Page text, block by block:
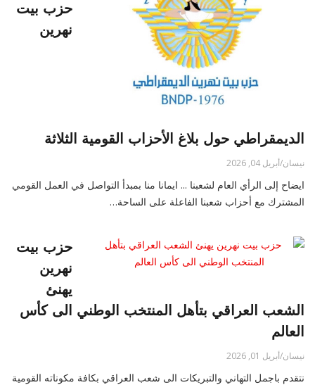
حزب بيت
نهرين
الديمقراطي حول بلاغ الأحزاب القومية الثلاثة
نيسان/أبريل 04, 2026
ايضاح إلى الرأي العام لشعبنا ... ايمانا منا بمبدأ التواصل في العمل القومي
المشترك مع أحزاب شعبنا الفاعلة على الساحة…
حزب بيت
نهرين
يهنئ
الشعب العراقي بتأهل المنتخب الوطني الى كأس
العالم
نيسان/أبريل 01, 2026
نتقدم باجمل التهاني والتبريكات الى شعب العراقي بكافة مكوناته القومية